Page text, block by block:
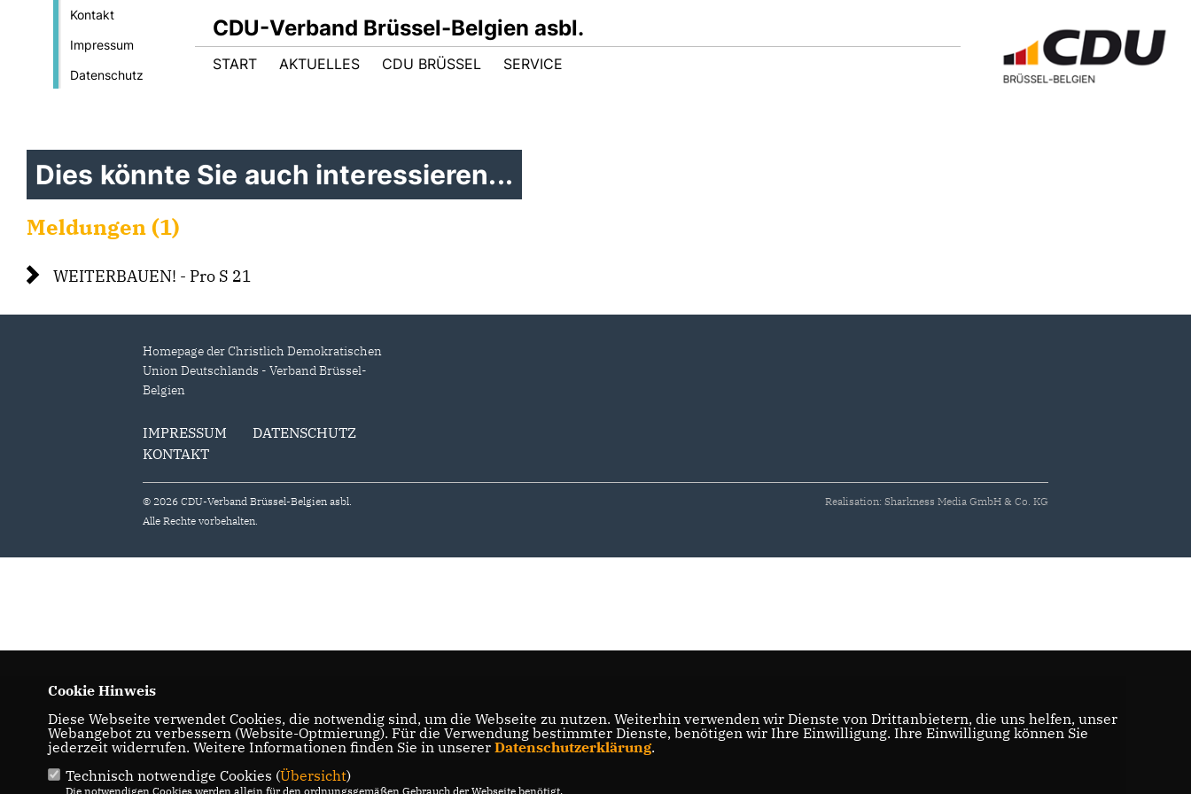
Kontakt
Impressum
Datenschutz
CDU-Verband Brüssel-Belgien asbl.
START AKTUELLES CDU BRÜSSEL SERVICE
Dies könnte Sie auch interessieren...
Meldungen (1)
WEITERBAUEN! - Pro S 21
Homepage der Christlich Demokratischen
Union Deutschlands - Verband Brüssel-
Belgien
IMPRESSUM
DATENSCHUTZ
KONTAKT
© 2026 CDU-Verband Brüssel-Belgien asbl.
Alle Rechte vorbehalten.
Realisation: Sharkness Media GmbH & Co. KG
Cookie Hinweis
Diese Webseite verwendet Cookies, die notwendig sind, um die Webseite zu nutzen. Weiterhin verwenden wir Dienste von Drittanbietern, die uns helfen, unser
Webangebot zu verbessern (Website-Optmierung). Für die Verwendung bestimmter Dienste, benötigen wir Ihre Einwilligung. Ihre Einwilligung können Sie
jederzeit widerrufen. Weitere Informationen finden Sie in unserer Datenschutzerklärung.
Technisch notwendige Cookies (Übersicht)
Die notwendigen Cookies werden allein für den ordnungsgemäßen Gebrauch der Webseite benötigt.